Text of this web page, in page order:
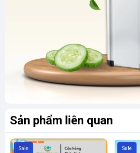
Sản phẩm liên quan
Sale Sale